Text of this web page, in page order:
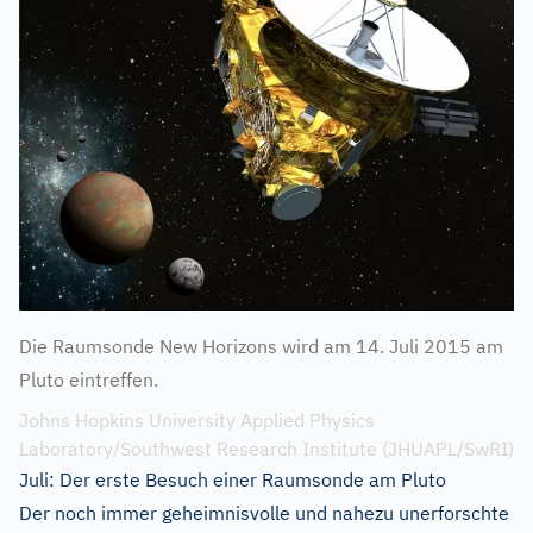
Die Raumsonde New Horizons wird am 14. Juli 2015 am
Pluto eintreffen.
Johns Hopkins University Applied Physics
Laboratory/Southwest Research Institute (JHUAPL/SwRI)
Juli: Der erste Besuch einer Raumsonde am Pluto
Der noch immer geheimnisvolle und nahezu unerforschte